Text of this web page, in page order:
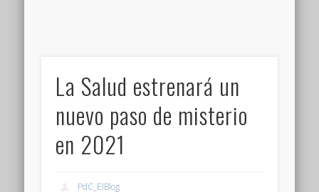
La Salud estrenará un
nuevo paso de misterio
en 2021
PdC_ElBlog